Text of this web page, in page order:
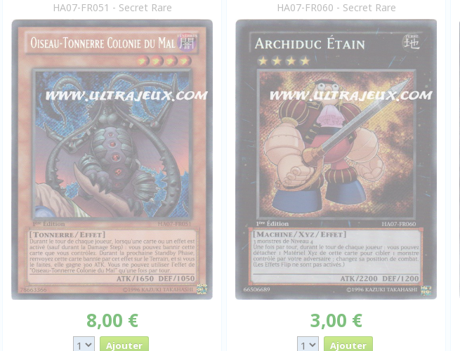
HA07-FR051 - Secret Rare
8,00 €
HA07-FR060 - Secret Rare
3,00 €